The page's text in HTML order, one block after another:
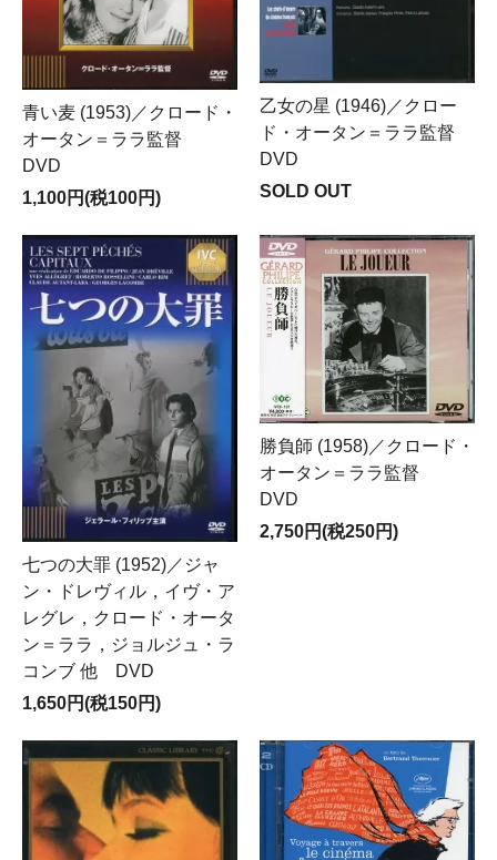
青い麦 (1953)／クロード・
オータン＝ララ監督
DVD
1,100円(税100円)
乙女の星 (1946)／クロー
ド・オータン＝ララ監督
DVD
SOLD OUT
七つの大罪 (1952)／ジャ
ン・ドレヴィル，イヴ・ア
レグレ，クロード・オータ
ン＝ララ，ジョルジュ・ラ
コンブ 他 DVD
1,650円(税150円)
勝負師 (1958)／クロード・
オータン＝ララ監督
DVD
2,750円(税250円)